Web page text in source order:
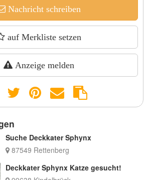
Nachricht schreiben
auf Merkliste setzen
Anzeige melden
Suche Deckkater Sphynx
87549 Rettenberg
Deckkater Sphynx Katze gesucht!